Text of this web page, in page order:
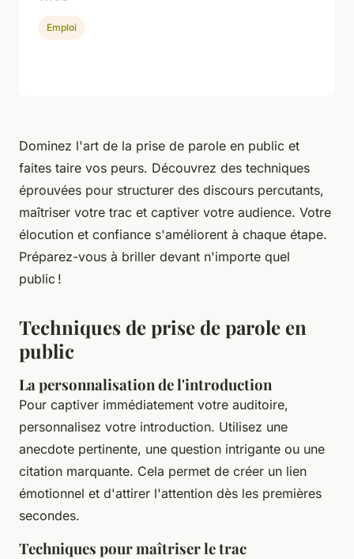
Dominez l'art de la prise de parole en public et
faites taire vos peurs. Découvrez des techniques
éprouvées pour structurer des discours percutants,
maîtriser votre trac et captiver votre audience. Votre
élocution et confiance s'améliorent à chaque étape.
Préparez-vous à briller devant n'importe quel
public !
Techniques de prise de parole en
public
La personnalisation de l'introduction
Pour captiver immédiatement votre auditoire,
personnalisez votre introduction. Utilisez une
anecdote pertinente, une question intrigante ou une
citation marquante. Cela permet de créer un lien
émotionnel et d'attirer l'attention dès les premières
secondes.
Techniques pour maîtriser le trac
Emploi